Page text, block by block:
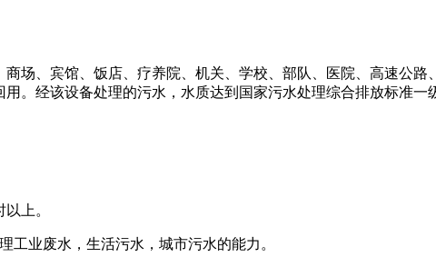
场、宾馆、饭店、疗养院、机关、学校、部队、医院、高速公
。经该设备处理的污水，水质达到国家污水处理综合排放标准一
上。
工业废水，生活污水，城市污水的能力。